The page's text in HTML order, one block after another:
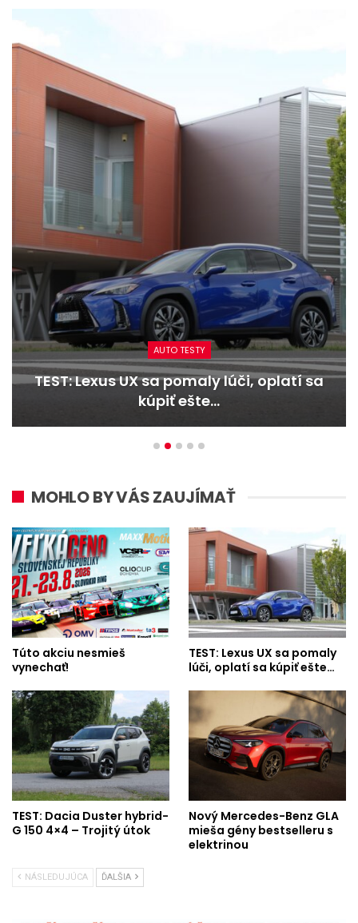
AUTO TESTY
TEST: Lexus UX sa pomaly lúči, oplatí sa
kúpiť ešte…
MOHLO BY VÁS ZAUJÍMAŤ
Túto akciu nesmieš
vynechať!
TEST: Lexus UX sa pomaly
lúči, oplatí sa kúpiť ešte…
TEST: Dacia Duster hybrid-
G 150 4×4 – Trojitý útok
Nový Mercedes-Benz GLA
mieša gény bestselleru s
elektrinou
NÁSLEDUJÚCA ĎALŠIA